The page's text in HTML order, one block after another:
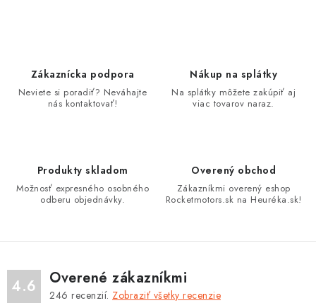
s
u
Zákaznícka podpora
Neviete si poradiť? Neváhajte
nás kontaktovať!
Nákup na splátky
Na splátky môžete zakúpiť aj
viac tovarov naraz.
Produkty skladom
Možnosť expresného osobného
odberu objednávky.
Overený obchod
Zákazníkmi overený eshop
Rocketmotors.sk na Heuréka.sk!
4.6 Overené zákazníkmi
246 recenzií. Zobraziť všetky recenzie